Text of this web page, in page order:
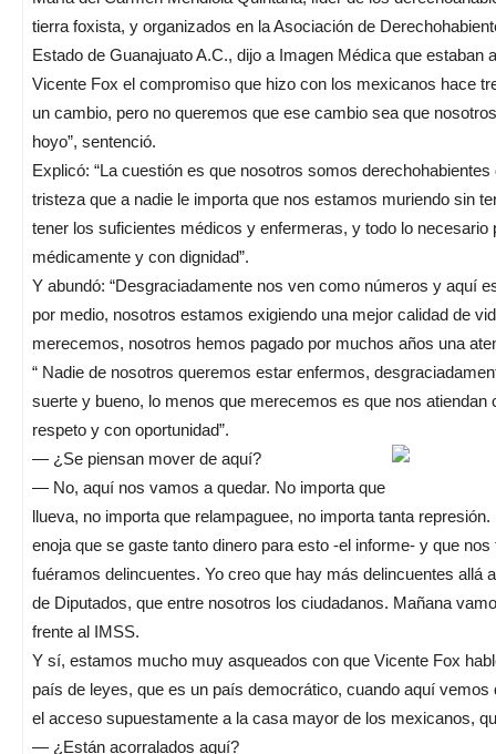
tierra foxista, y organizados en la Asociación de
Estado de Guanajuato A.C., dijo a Imagen Médica que estaban
Vicente Fox el compromiso que hizo con los mexicanos hace
un cambio, pero no queremos que ese cambio sea que
hoyo”, sentenció.
Explicó: “La cuestión es que nosotros somos
tristeza que a nadie le importa que nos estamos muriendo sin
tener los suficientes médicos y enfermeras, y todo lo necesario
médicamente y con dignidad”.
Y abundó: “Desgraciadamente nos ven como números y aquí
por medio, nosotros estamos exigiendo una mejor calidad de
merecemos, nosotros hemos pagado por muchos años una
“ Nadie de nosotros queremos estar enfermos,
suerte y bueno, lo menos que merecemos es que nos atiendan
respeto y con oportunidad”.
— ¿Se piensan mover de aquí?
— No, aquí nos vamos a quedar. No importa que
llueva, no importa que relampaguee, no importa tanta
enoja que se gaste tanto dinero para esto -el informe- y que
fuéramos delincuentes. Yo creo que hay más delincuentes allá
de Diputados, que entre nosotros los ciudadanos. Mañana
frente al IMSS.
Y sí, estamos mucho muy asqueados con que Vicente Fox
país de leyes, que es un país democrático, cuando aquí vemos
el acceso supuestamente a la casa mayor de los mexicanos,
— ¿Están acorralados aquí?